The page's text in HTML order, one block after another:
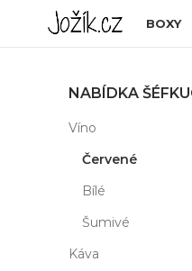
BOXY
NABÍDKA
Víno
Červené
Bílé
Šumivé
Káva